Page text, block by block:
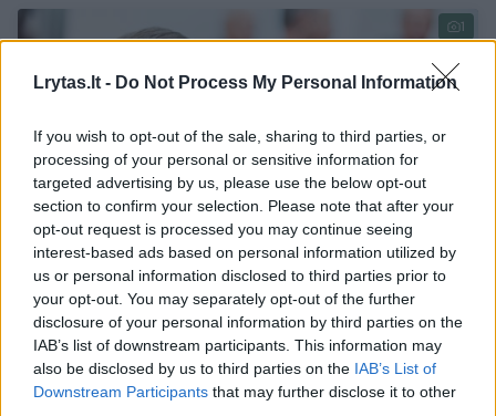
Lrytas.lt - Do Not Process My Personal Information
If you wish to opt-out of the sale, sharing to third parties, or
processing of your personal or sensitive information for
targeted advertising by us, please use the below opt-out
section to confirm your selection. Please note that after your
opt-out request is processed you may continue seeing
interest-based ads based on personal information utilized by
us or personal information disclosed to third parties prior to
your opt-out. You may separately opt-out of the further
disclosure of your personal information by third parties on the
IAB’s list of downstream participants. This information may
also be disclosed by us to third parties on the IAB’s List of
Downstream Participants that may further disclose it to other
1
Teismui vėl nepavyko pradėti nagrinėti A.
Kandroto-Celofano ir Lobovo bylos dėl
neapykantos kurstymo